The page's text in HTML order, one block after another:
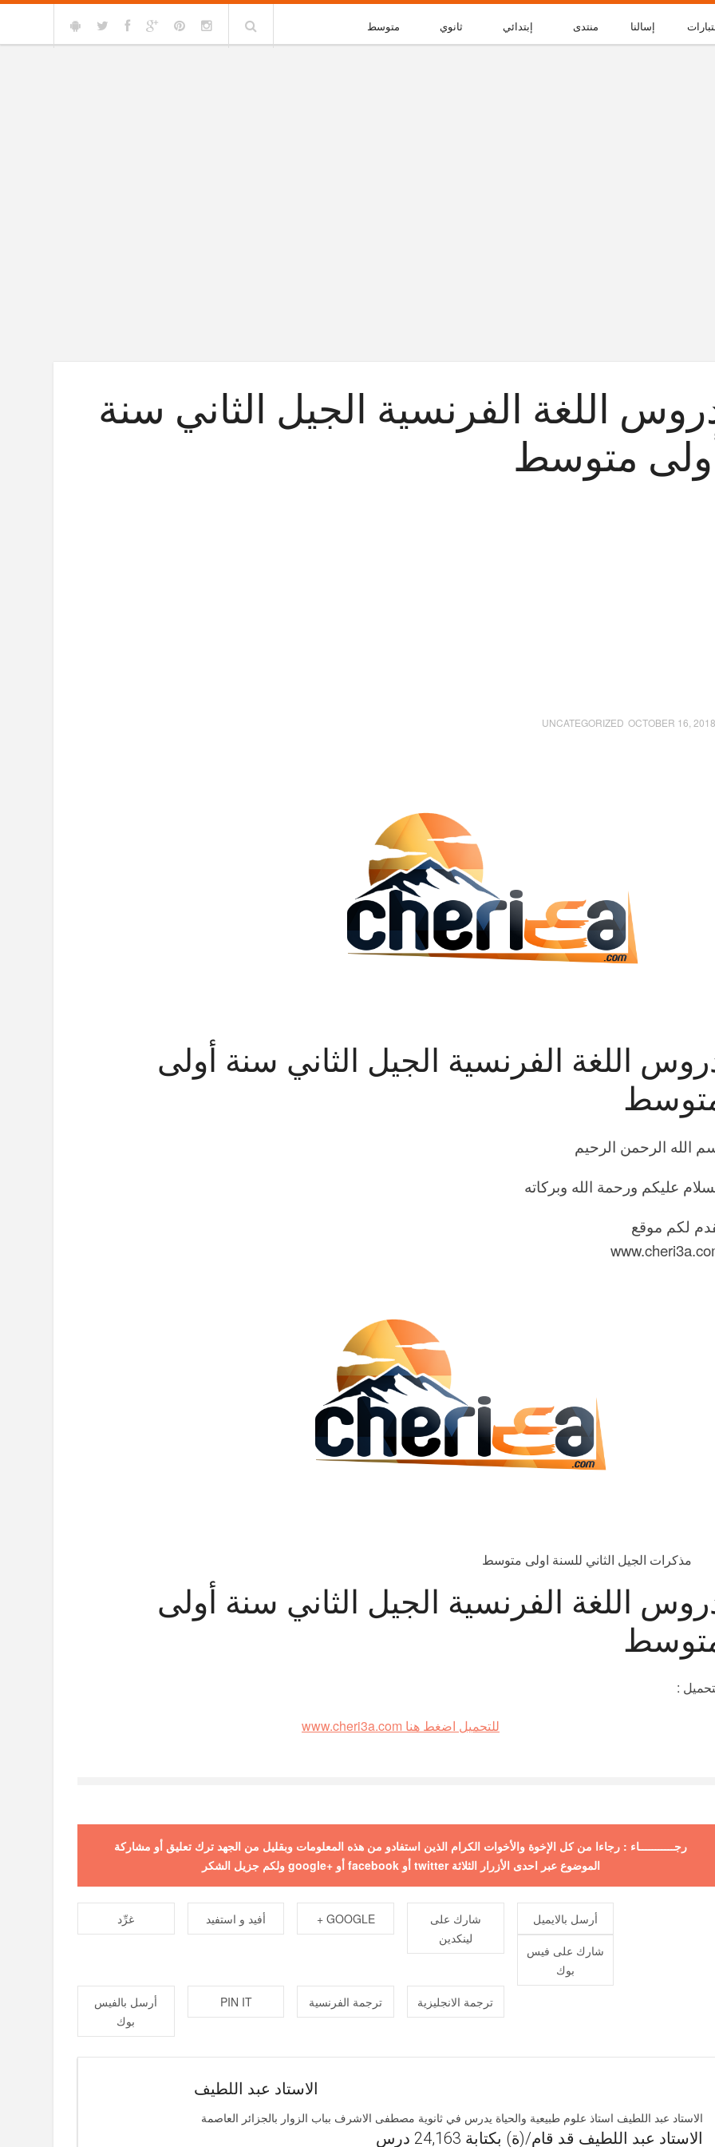
متوسط ثانوي إبتدائي منتدى إسالنا
اللغة الفرنسية الجيل الثاني سنة
متوسط
UNCATEGORIZED OCTOBER 16, 2018
اللغة الفرنسية الجيل الثاني سنة أولى
الله الرحمن الرحيم
عليكم ورحمة الله وبركاته
لكم موقع
مذكرات الجيل الثاني للسنة اولى متوسط
اللغة الفرنسية الجيل الثاني سنة أولى
:
للتحميل اضغط هنا www.cheri3a.com
رجـــــــــــاء : رجاءا من كل الإخوة والأخوات الكرام الذين استفادو من هذه المعلومات وبقليل من الجهد ترك تعليق أو مشاركة
الموضوع عبر احدى الأزرار الثلاثة twitter أو facebook أو +google ولكم جزيل الشكر
غرِّد أفيد و استفيد GOOGLE +
شارك على
لينكدين
أرسل بالايميل
شارك على فيس
بوك
أرسل بالفيس
بوك
PIN IT ترجمة الفرنسية ترجمة الانجليزية
الاستاد عبد اللطيف
الاستاد عبد اللطيف استاذ علوم طبيعية والحياة يدرس في ثانوية مصطفى الاشرف بباب الزوار بالجزائر العاصمة
الاستاد عبد اللطيف قد قام/(ة) بكتابة 24,163 درس